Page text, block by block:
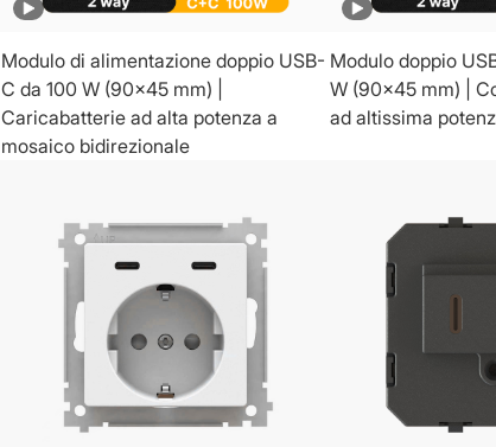
Modulo di alimentazione doppio USB-
C da 100 W (90x45 mm) |
Caricabatterie ad alta potenza a
mosaico bidirezionale
Modulo doppio
W (90x45 mm) |
ad altissima